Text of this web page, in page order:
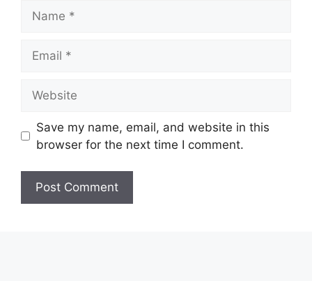
Save my name, email, and website in this
browser for the next time I comment.